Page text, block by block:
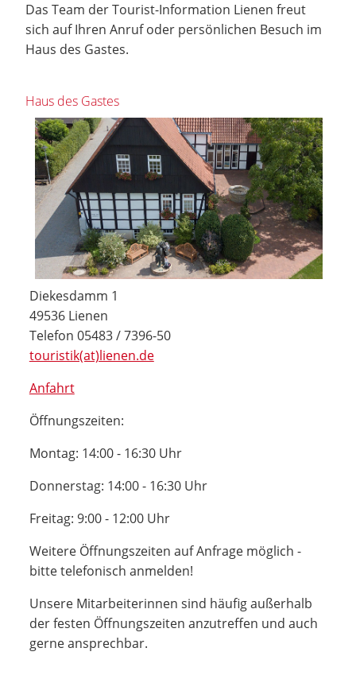
Das Team der Tourist-Information Lienen freut
sich auf Ihren Anruf oder persönlichen Besuch im
Haus des Gastes.
Haus des Gastes
Diekesdamm 1
49536 Lienen
Telefon 05483 / 7396-50
touristik(at)lienen.de
Anfahrt
Öffnungszeiten:
Montag: 14:00 - 16:30 Uhr
Donnerstag: 14:00 - 16:30 Uhr
Freitag: 9:00 - 12:00 Uhr
Weitere Öffnungszeiten auf Anfrage möglich -
bitte telefonisch anmelden!
Unsere Mitarbeiterinnen sind häufig außerhalb
der festen Öffnungszeiten anzutreffen und auch
gerne ansprechbar.